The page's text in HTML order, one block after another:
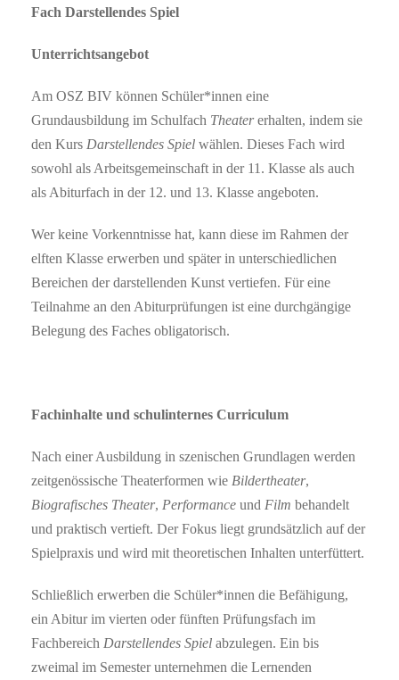
Fach Darstellendes Spiel
Unterrichtsangebot
Am OSZ BIV können Schüler*innen eine
Grundausbildung im Schulfach Theatererhalten, indem sie
den Kurs Darstellendes Spiel wählen. Dieses Fach wird
sowohl als Arbeitsgemeinschaft in der 11. Klasse als auch
als Abiturfach in der 12. und 13. Klasse angeboten.
Wer keine Vorkenntnisse hat, kann diese im Rahmen der
elften Klasse erwerben und später in unterschiedlichen
Bereichen der darstellenden Kunst vertiefen. Für eine
Teilnahme an den Abiturprüfungen ist eine durchgängige
Belegung des Faches obligatorisch.
Fachinhalte und schulinternes Curriculum
Nach einer Ausbildung in szenischen Grundlagen werden
zeitgenössische Theaterformen wie Bildertheater,
Biografisches Theater, Performance und Film behandelt
und praktisch vertieft. Der Fokus liegt grundsätzlich auf der
Spielpraxis und wird mit theoretischen Inhalten unterfüttert.
Schließlich erwerben die Schüler*innen die Befähigung,
ein Abitur im vierten oder fünften Prüfungsfach im
Fachbereich Darstellendes Spiel abzulegen. Ein bis
zweimal im Semester unternehmen die Lernenden